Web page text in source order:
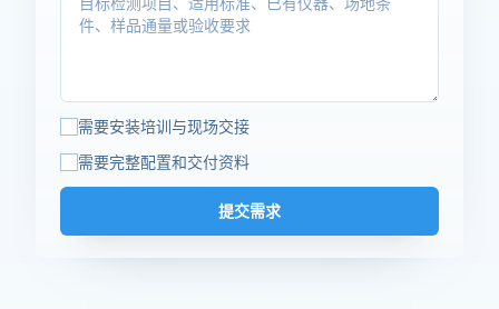
需要安装培训与现场交接
需要完整配置和交付资料
提交需求